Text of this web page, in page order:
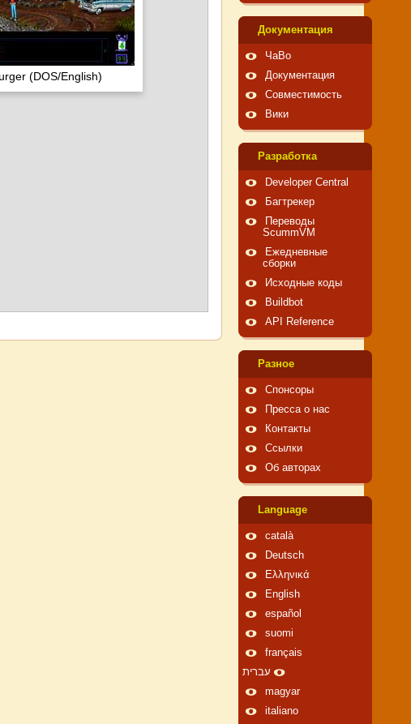
(DOS/English)
Документация
ЧаВо
Документация
Совместимость
Вики
Pазработка
Developer Central
Багтрекер
Переводы
ScummVM
Ежедневные
сборки
Исходные коды
Buildbot
API Reference
Pазное
Спонсоры
Пресса о нас
Контакты
Ссылки
Об авторах
Language
català
Deutsch
Ελληνικά
English
español
suomi
français
עברית
magyar
italiano